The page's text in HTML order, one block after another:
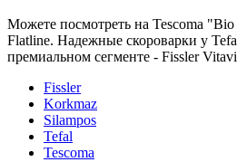
Можете посмотреть на Tescoma
Flatline. Надежные скороварки у
премиальном сегменте - Fissler
Fissler
Korkmaz
Silampos
Tefal
Tescoma